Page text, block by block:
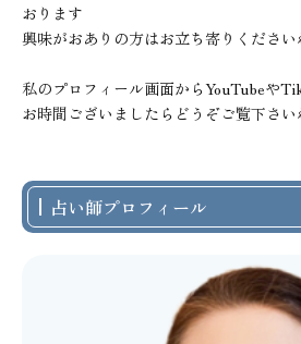
おります
興味がおありの方はお立ち寄りください
私のプロフィール画面からYouTubeや
お時間ございましたらどうぞご覧下さい
占い師プロフィール